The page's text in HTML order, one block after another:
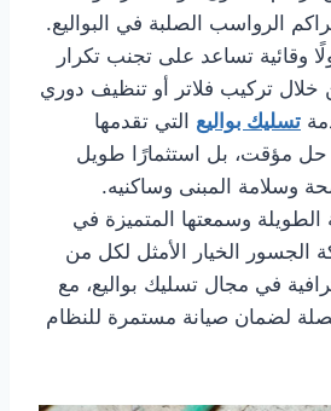
الرواسب الصلبة في البواليع.
وقائية تساعد على تجنب تكرار
خلال تركيب فلاتر أو تنظيف دوري
تسليك بواليع التي تقدمها
مؤقت، بل استثمارًا طويل
وسلامة المبنى وساكنيه.
وسمعتها المتميزة في
الخيار الأمثل لكل من
في مجال تسليك بواليع، مع
لضمان صيانة مستمرة للنظام